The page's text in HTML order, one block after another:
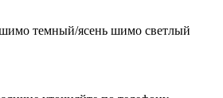
темный/ясень шимо светлый